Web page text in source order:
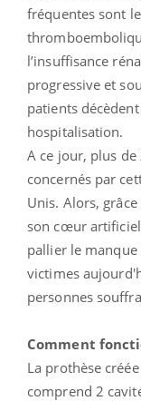
fréquentes sont
l’insuffisance
progressive et
patients
hospitalisation.
A ce jour, plus
concernés par
Unis. Alors,
son cœur
pallier le
victimes
personnes
Comment
La prothèse
comprend 2